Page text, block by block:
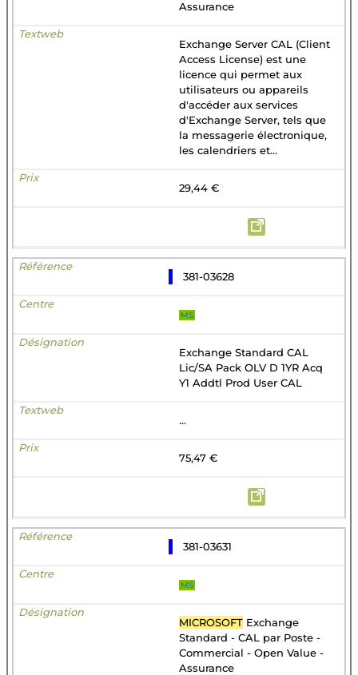
Assurance
Exchange Server CAL (Client
Access License) est une
licence qui permet aux
utilisateurs ou appareils
d'accéder aux services
d'Exchange Server, tels que
la messagerie électronique,
les calendriers et...
29,44 €
381-03628
MS
Exchange Standard CAL
Lic/SA Pack OLV D 1YR Acq
Y1 Addtl Prod User CAL
...
75,47 €
381-03631
MS
MICROSOFT Exchange
Standard - CAL par Poste -
Commercial - Open Value -
Assurance